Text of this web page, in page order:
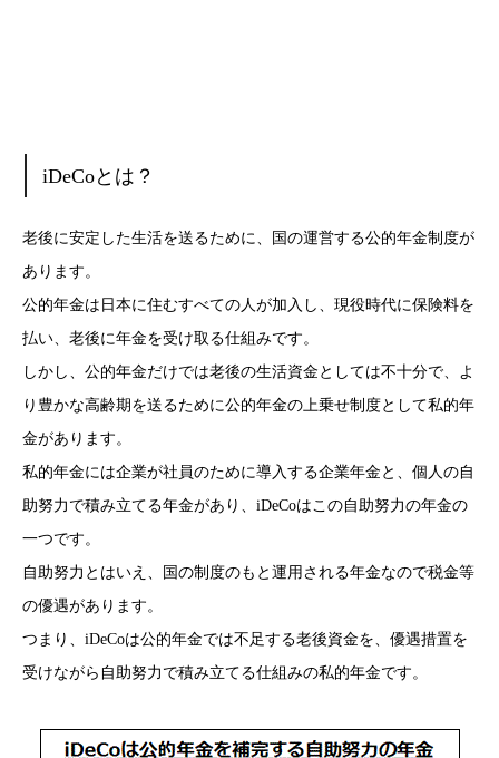
iDeCoとは？
老後に安定した生活を送るために、国の運営する公的年金制度が
あります。
公的年金は日本に住むすべての人が加入し、現役時代に保険料を
払い、老後に年金を受け取る仕組みです。
しかし、公的年金だけでは老後の生活資金としては不十分で、よ
り豊かな高齢期を送るために公的年金の上乗せ制度として私的年
金があります。
私的年金には企業が社員のために導入する企業年金と、個人の自
助努力で積み立てる年金があり、iDeCoはこの自助努力の年金の
一つです。
自助努力とはいえ、国の制度のもと運用される年金なので税金等
の優遇があります。
つまり、iDeCoは公的年金では不足する老後資金を、優遇措置を
受けながら自助努力で積み立てる仕組みの私的年金です。